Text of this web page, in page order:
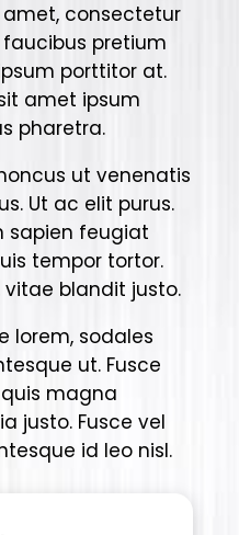
amet, consectetur
pretium
porttitor at.
amet ipsum
pharetra.
ut venenatis
Ut ac elit purus.
sapien feugiat
tempor tortor.
vitae blandit justo.
lorem, sodales
ut. Fusce
magna
justo. Fusce vel
id leo nisl.